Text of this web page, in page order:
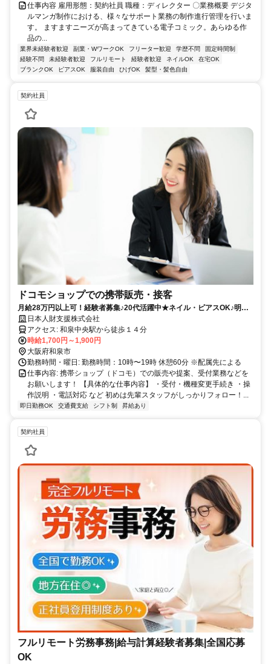
仕事内容 雇用形態：契約社員 職種：ディレクター 〇業務概要 デジタ
ルマンガ制作における、様々なサポート業務の制作進行管理を行いま
す。 ますますニーズが高まってきている電子コミック。あらゆる作
品の...
業界未経験者歓迎 副業・WワークOK フリーター歓迎 学歴不問
固定時間制
経験不問
未経験者歓迎 フルリモート 経験者歓迎 ネイルOK
在宅OK
ブランクOK
ピアスOK 服装自由 ひげOK 髪型・髪色自由
契約社員
ドコモショップでの携帯販売・接客
月給28万円以上可！経験者募集♪20代活躍中★ネイル・ピアスOK♪明る
い職場です！
日本人財支援株式会社
アクセス: 和泉中央駅から徒歩１４分
時給1,700円～1,900円
大阪府和泉市
勤務時間・曜日: 勤務時間：10時〜19時 休憩60分 ※配属先による
仕事内容: 携帯ショップ（ドコモ）での販売や提案、受付業務などを
お願いします！ 【具体的な仕事内容】 ・受付・機種変更手続き ・操
作説明 ・電話対応 など 初めは先輩スタッフがしっかりフォロー！...
即日勤務OK 交通費支給 シフト制 昇給あり
契約社員
フルリモート労務事務|給与計算経験者募集|全国応募
OK